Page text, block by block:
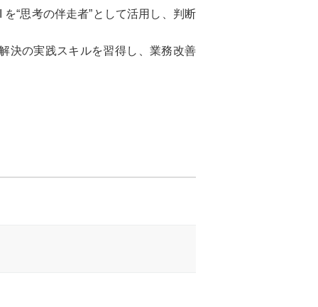
“思考の伴走者”として活用し、判断
決の実践スキルを習得し、業務改善